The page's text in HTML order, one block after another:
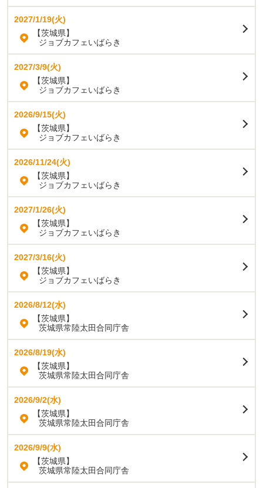
2027/1/19(火)
【茨城県】
ジョブカフェいばらき
2027/3/9(火)
【茨城県】
ジョブカフェいばらき
2026/9/15(火)
【茨城県】
ジョブカフェいばらき
2026/11/24(火)
【茨城県】
ジョブカフェいばらき
2027/1/26(火)
【茨城県】
ジョブカフェいばらき
2027/3/16(火)
【茨城県】
ジョブカフェいばらき
2026/8/12(水)
【茨城県】
茨城県常陸太田合同庁舎
2026/8/19(水)
【茨城県】
茨城県常陸太田合同庁舎
2026/9/2(水)
【茨城県】
茨城県常陸太田合同庁舎
2026/9/9(水)
【茨城県】
茨城県常陸太田合同庁舎